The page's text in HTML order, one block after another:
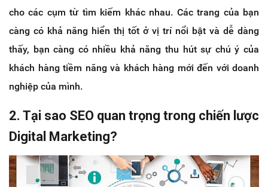
cho các cụm từ tìm kiếm khác nhau. Các trang của bạn
càng có khả năng hiển thị tốt ở vị trí nổi bật và dễ dàng
thấy, bạn càng có nhiều khả năng thu hút sự chú ý của
khách hàng tiềm năng và khách hàng mới đến với doanh
nghiệp của mình.
2. Tại sao SEO quan trọng trong chiến lược
Digital Marketing?